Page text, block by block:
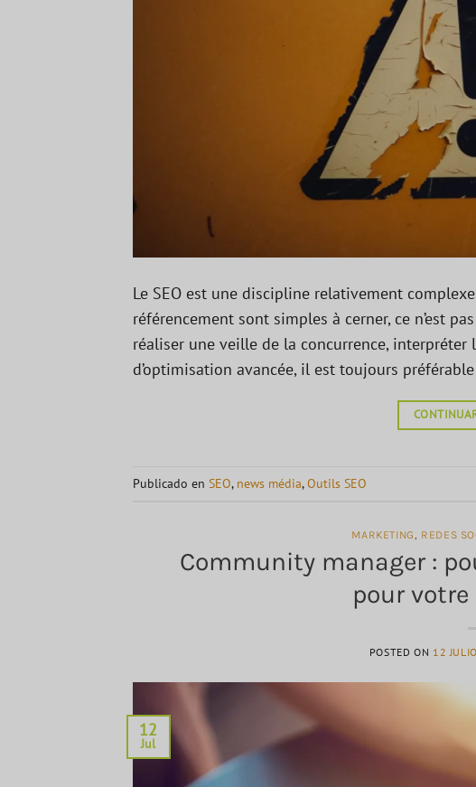
Le SEO est une discipline relativement
référencement sont simples à cerner, ce n’est
réaliser une veille de la concurrence,
d’optimisation avancée, il est toujours
Publicado en SEO, news média,Outils SEO
MARKETING, REDES
Community manager :
pour
POSTED ON 12
12
Jul